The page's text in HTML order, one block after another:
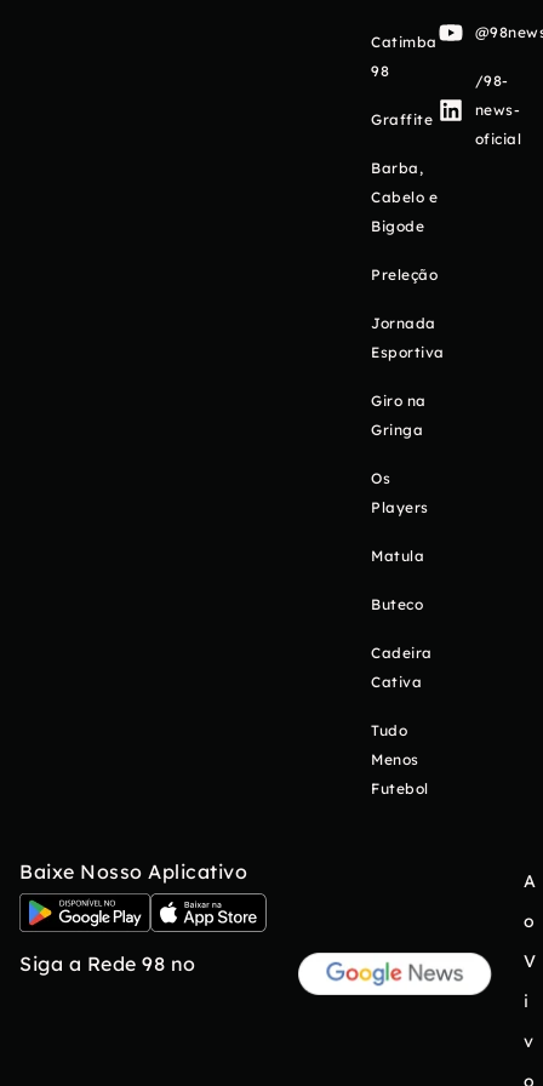
Catimba
98
Graffite
Barba,
Cabelo e
Bigode
Preleção
Jornada
Esportiva
Giro na
Gringa
Os
Players
Matula
Buteco
Cadeira
Cativa
Tudo
Menos
Futebol
/98-
news-
oficial
Baixe Nosso Aplicativo
Siga a Rede 98 no
A
o
V
i
v
o